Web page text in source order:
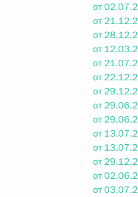
Федеральный закон
О внесении изменений в
Федеральный закон
О внесении изменения в
и добровольчестве
от
от
от
от
от
от
от
от
от
от
от
от
от
от